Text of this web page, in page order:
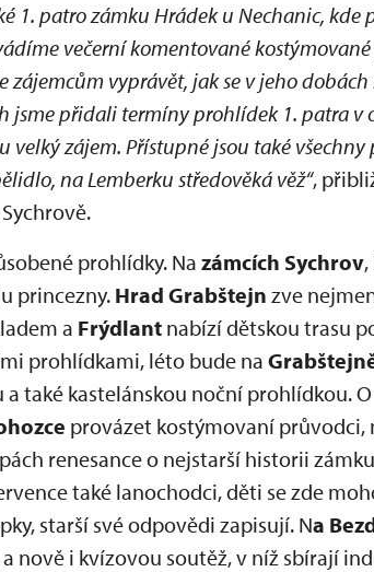
1. patro zámku Hrádek u Nechanic, kde
večerní komentované
vyprávět, jak se v jeho dobách
jsme přidali termíny prohlídek 1. patra v
zájem. Přístupné jsou také
na Lemberku středověká věž“,
prohlídky. Na zámcích Sychrov,
princezny. Hrad Grabštejn zve
a Frýdlant nabízí dětskou trasu
prohlídkami, léto bude na
také kastelánskou noční prohlídkou. O
provázet kostýmovaní průvodci,
renesance o nejstarší historii
také lanochodci, děti se zde
starší své odpovědi zapisují. Na
nově i kvízovou soutěž, v níž sbírají